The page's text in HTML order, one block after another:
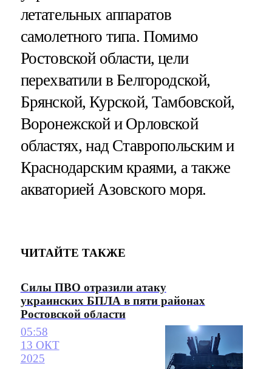
летательных аппаратов
самолетного типа. Помимо
Ростовской области, цели
перехватили в Белгородской,
Брянской, Курской, Тамбовской,
Воронежской и Орловской
областях, над Ставропольским и
Краснодарским краями, а также
акваторией Азовского моря.
ЧИТАЙТЕ ТАКЖЕ
Силы ПВО отразили атаку
украинских БПЛА в пяти районах
Ростовской области
05:58
13 ОКТ
2025